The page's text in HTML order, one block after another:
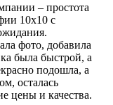
– простота
10х10 с
фото, добавила
была быстрой, а
подошла, а
осталась
цены и качества.